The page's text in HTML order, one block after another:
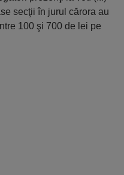
secţii în jurul cărora au
100 şi 700 de lei pe